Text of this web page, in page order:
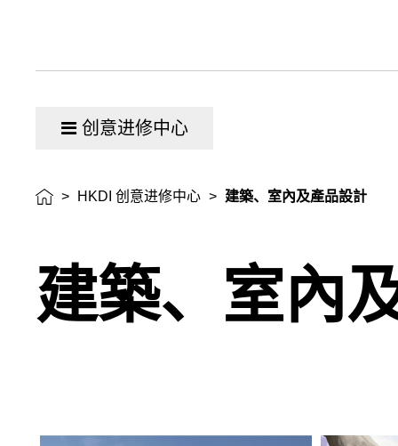
创意进修中心
> HKDI 创意进修中心 > 建築、室內及產品設計
建築、室內